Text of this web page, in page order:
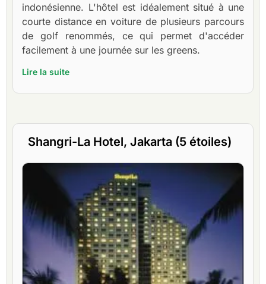
indonésienne. L'hôtel est idéalement situé à une
courte distance en voiture de plusieurs parcours
de golf renommés, ce qui permet d'accéder
facilement à une journée sur les greens.
Lire la suite
Shangri-La Hotel, Jakarta (5 étoiles)